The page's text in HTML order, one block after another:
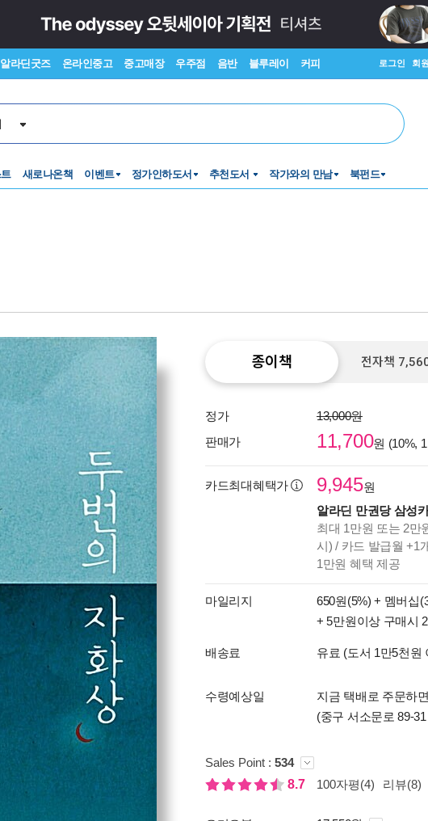
알라딘굿즈 온라인중고 중고매장 우주점 음반 블루레이 커피 로그인 회
새로나온책 이벤트 정가인하도서 추천도서 작가와의 만남 북펀드
종이책 전자책
정가
13,000원
판매가
11,700원 (10%,
카드최대혜택가 9,945원
알라딘 만권당 삼성
최대 1만원 또는 2만
시) / 카드 발급월 +1
1만원 혜택 제공
마일리지 650원(5%) + 멤버십
+ 5만원이상 구매시
배송료 유료 (도서 1만5천원
수령예상일
지금 택배로 주문하
(중구 서소문로 89-
Sales Point : 534
8.7
100자평(4) 리뷰(8)